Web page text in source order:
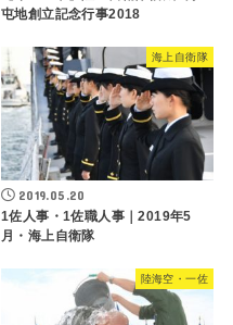
屯地創立記念行事2018
海上自衛隊
2019.05.20
1佐人事・1佐職人事｜2019年5
月・海上自衛隊
陸海空・一佐